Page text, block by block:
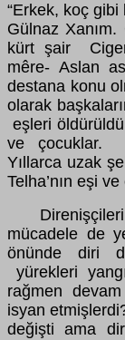
“Erkek, koç gibi
Gülnaz
kürt şair
mêre- Aslan
destana konu
olarak
eşleri
ve çocuklar.
Yıllarca uzak
Telha’nın eşi
mücadele de
önünde diri
yürekleri
rağmen
isyan
değişti ama